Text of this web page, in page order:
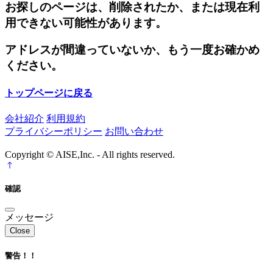
お探しのページは、削除されたか、または現在利
用できない可能性があります。
アドレスが間違っていないか、もう一度お確かめ
ください。
トップページに戻る
会社紹介 利用規約
プライバシーポリシー お問い合わせ
Copyright © AISE,Inc. - All rights reserved.
確認
メッセージ
Close
警告！！